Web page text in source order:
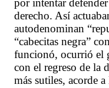
por intentar
derecho. Así
autodenominan
“cabecitas negra”
funcionó, ocurrió el
con el regreso de la
más sutiles, acorde